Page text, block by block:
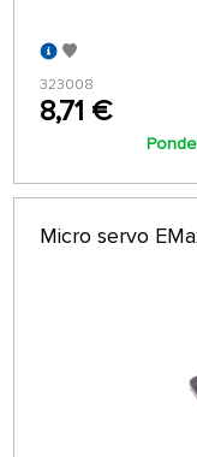
323008
8,71 €
Micro servo